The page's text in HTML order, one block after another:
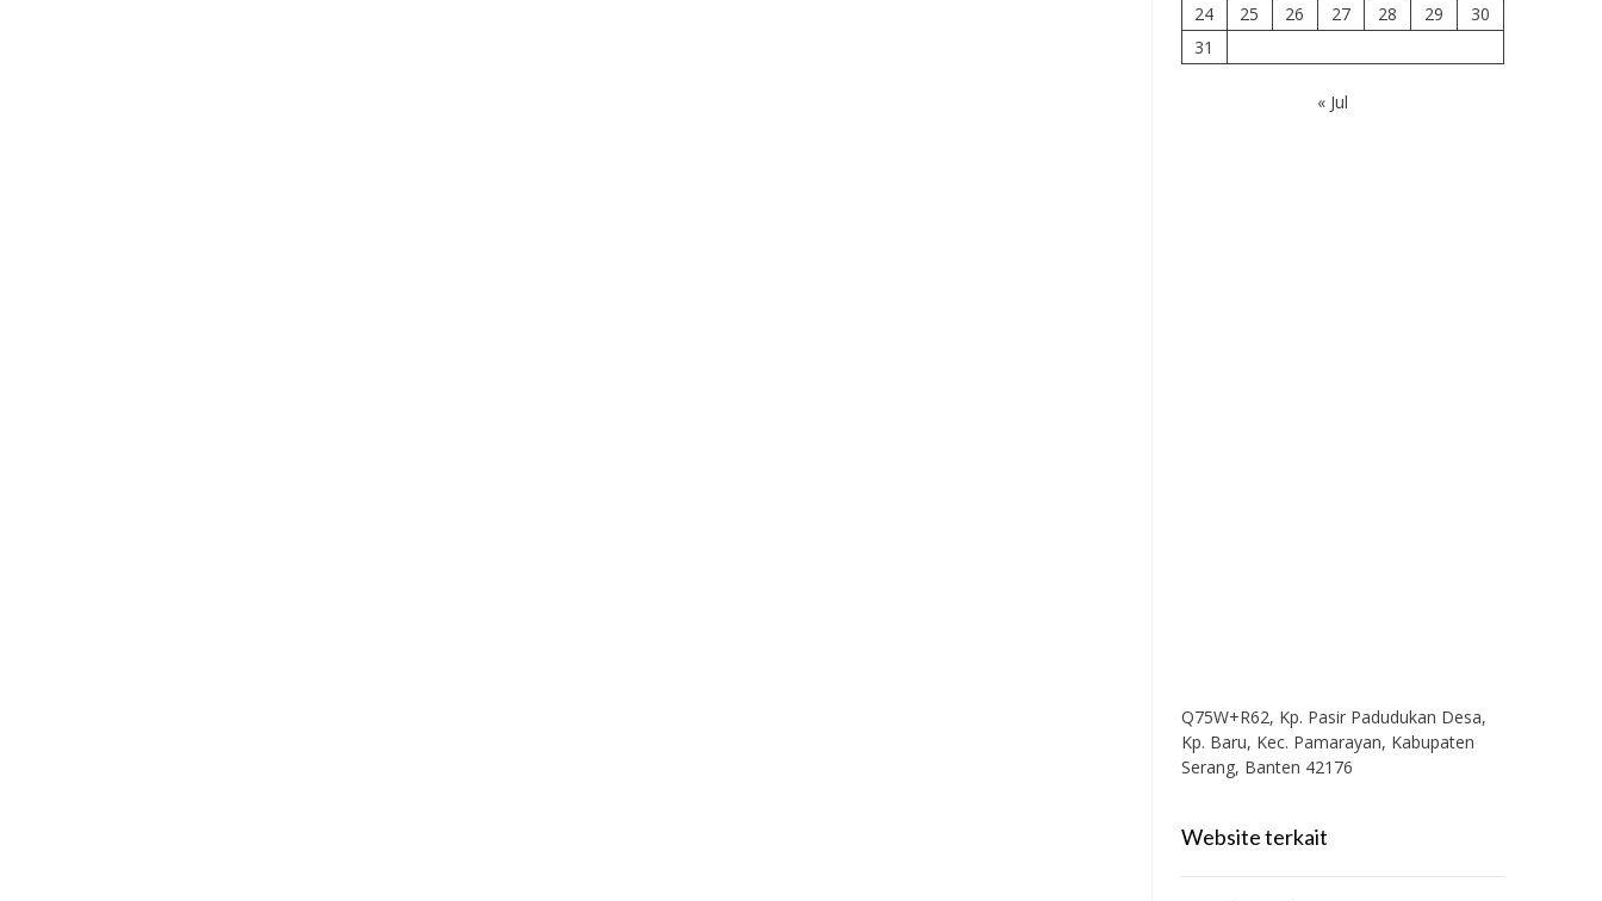
24
25 26 27 28 29
30
31
« Jul
Q75W+R62, Kp. Pasir Padudukan Desa,
Kp. Baru, Kec. Pamarayan, Kabupaten
Serang, Banten 42176
Website terkait